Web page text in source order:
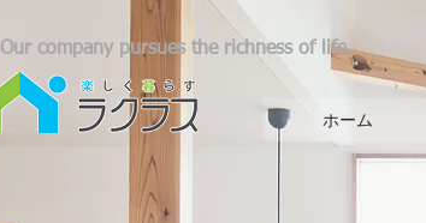
Our company pursues the richness of life.
ホーム